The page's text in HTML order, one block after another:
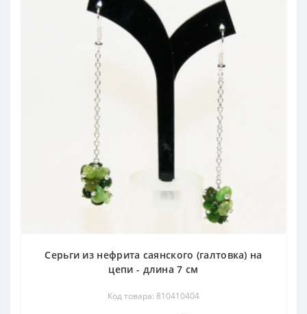
Серьги из нефрита саянского (галтовка) на
цепи - длина 7 см
Код товара: 810410404